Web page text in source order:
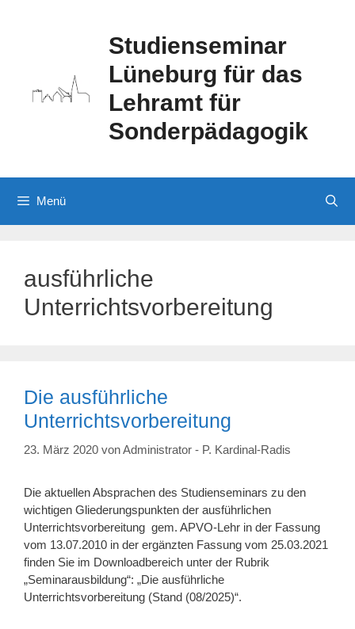
Studienseminar
Lüneburg für das
Lehramt für
Sonderpädagogik
Menü
ausführliche
Unterrichtsvorbereitung
Die ausführliche
Unterrichtsvorbereitung
23. März 2020 vonAdministrator - P. Kardinal-Radis
Die aktuellen Absprachen des Studienseminars zu den
wichtigen Gliederungspunkten der ausführlichen
Unterrichtsvorbereitung gem. APVO-Lehr in der Fassung
vom 13.07.2010 in der ergänzten Fassung vom 25.03.2021
finden Sie im Downloadbereich unter der Rubrik
„Seminarausbildung“: „Die ausführliche
Unterrichtsvorbereitung (Stand (08/2025)“.